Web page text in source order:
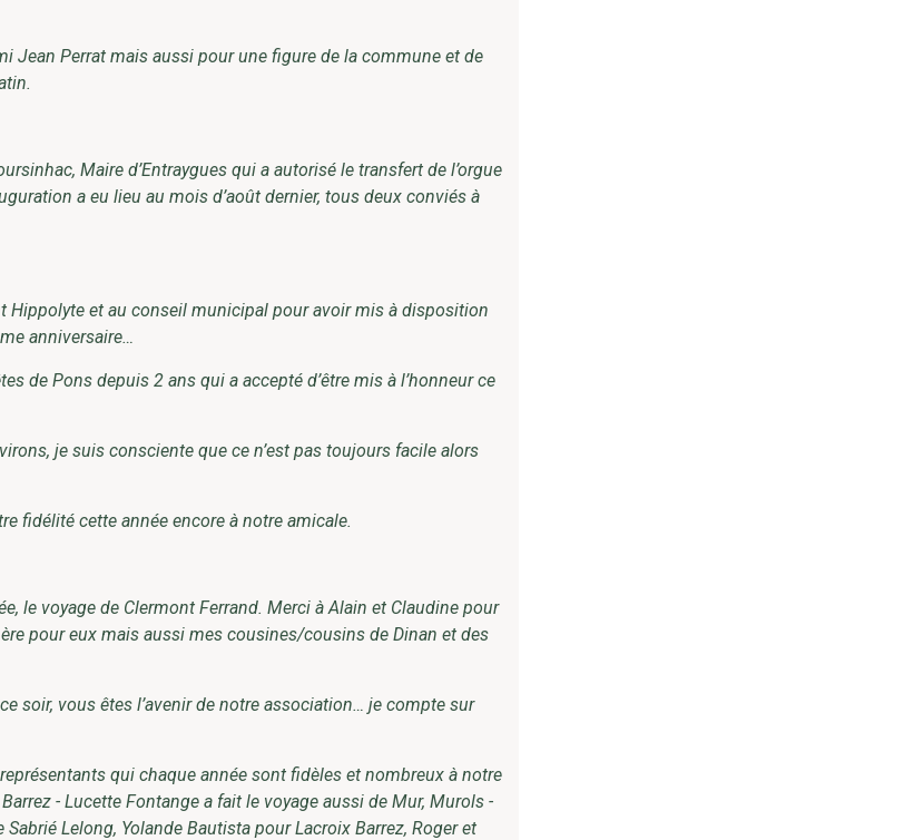
Jean Perrat mais aussi pour une figure de la commune et de
Maire d’Entraygues qui a autorisé le transfert de l’orgue
a eu lieu au mois d’août dernier, tous deux conviés à
Hippolyte et au conseil municipal pour avoir mis à disposition
anniversaire…
de Pons depuis 2 ans qui a accepté d’être mis à l’honneur ce
je suis consciente que ce n’est pas toujours facile alors
fidélité cette année encore à notre amicale.
le voyage de Clermont Ferrand. Merci à Alain et Claudine pour
pour eux mais aussi mes cousines/cousins de Dinan et des
soir, vous êtes l’avenir de notre association… je compte sur
qui chaque année sont fidèles et nombreux à notre
- Lucette Fontange a fait le voyage aussi de Mur, Murols -
Lelong, Yolande Bautista pour Lacroix Barrez, Roger et